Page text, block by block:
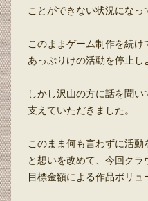
ことができない状況になっ
このままゲーム制作を続
あっぷりけの活動を停止し
しかし沢山の方に話を聞
支えていただきました。
このまま何も言わずに活
と想いを改めて、今回ク
目標金額による作品ボリ